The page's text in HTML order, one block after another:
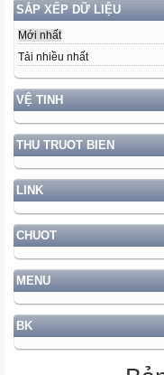
SẮP XẾP DỮ LIỆU
Mới nhất
Tải nhiều nhất
VỆ TINH
THU TRUOT BIEN
LINK
CHUOT
MENU
BK